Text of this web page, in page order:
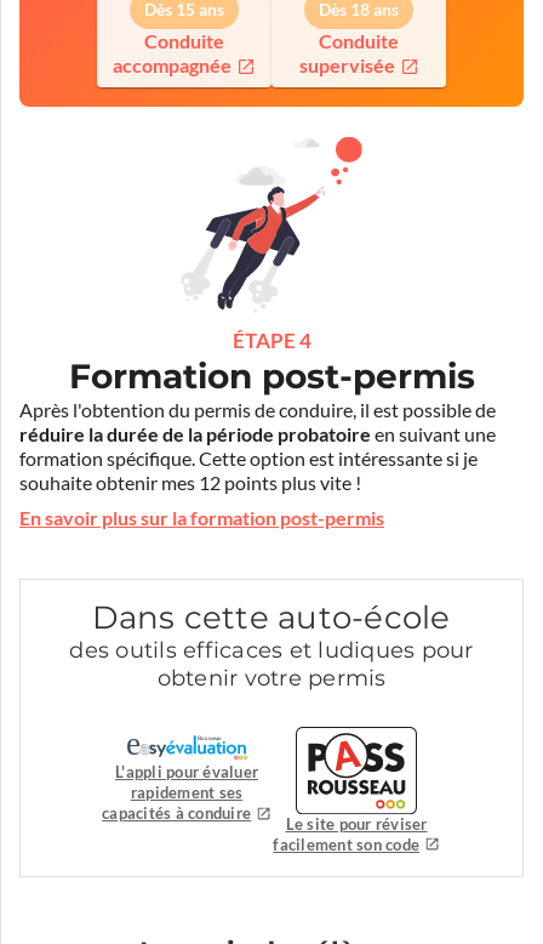
Dès 15 ans
Conduite
accompagnée
Dès 18 ans
Conduite
supervisée
ÉTAPE 4
Formation post-permis
Après l'obtention du permis de conduire, il est possible de
réduire la durée de la période probatoire en suivant une
formation spécifique. Cette option est intéressante si je
souhaite obtenir mes 12 points plus vite !
En savoir plus sur la formation post-permis
Dans cette auto-école
des outils efficaces et ludiques pour
obtenir votre permis
L'appli pour évaluer
rapidement ses
capacités à conduire
Le site pour réviser
facilement son code